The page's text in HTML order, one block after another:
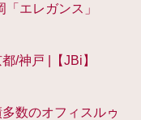
エレガンス」
/神戸 |【JBi】
数のオフィスルゥ